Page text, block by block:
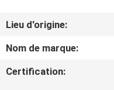
SUJET
DE
NOUS
Lieu d'origine:
Nom de marque:
Certification: